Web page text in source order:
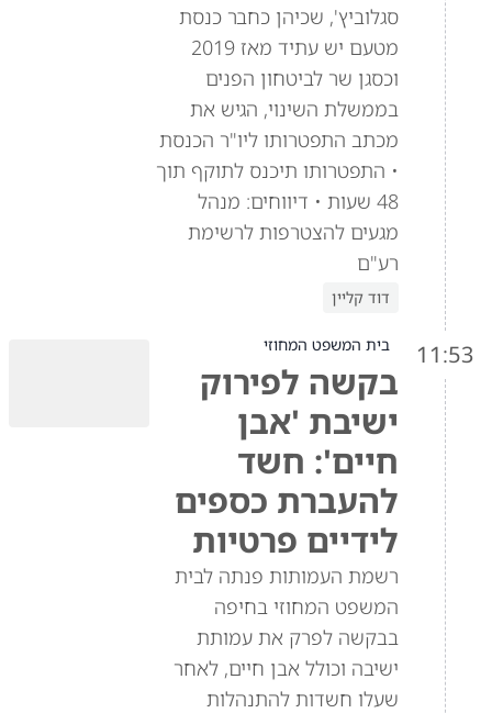
סגלוביץ', שכיהן כחבר כנסת
מטעם יש עתיד מאז 2019
וכסגן שר לביטחון הפנים
בממשלת השינוי, הגיש את
מכתב התפטרותו ליו"ר הכנסת
• התפטרותו תיכנס לתוקף תוך
48 שעות • דיווחים: מנהל
מגעים להצטרפות לרשימת
רע"ם
דוד קליין
11:53 בית המשפט המחוזי
בקשה לפירוק
ישיבת 'אבן
חיים': חשד
להעברת כספים
לידיים פרטיות
רשמת העמותות פנתה לבית
המשפט המחוזי בחיפה
בבקשה לפרק את עמותת
ישיבה וכולל אבן חיים, לאחר
שעלו חשדות להתנהלות